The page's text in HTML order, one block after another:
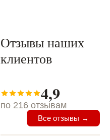
Отзывы наших
клиентов
4,9
по 216 отзывам
Все отзывы →